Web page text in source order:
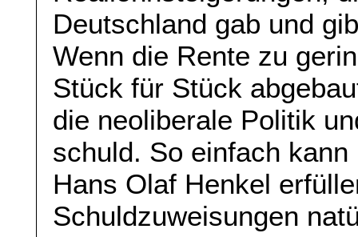
Deutschland gab und
Wenn die Rente zu
Stück für Stück
die neoliberale Politik
schuld. So einfach
Hans Olaf Henkel
Schuldzuweisungen